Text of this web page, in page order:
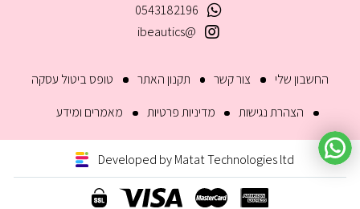
החשבון שלי צור קשר תקנון האתר
טופס ביטול עסקה
הצהרת נגישות
מדיניות פרטיות מאמרים ומידע
0543182196
@ibeautics
Developed by Matat Technologies ltd